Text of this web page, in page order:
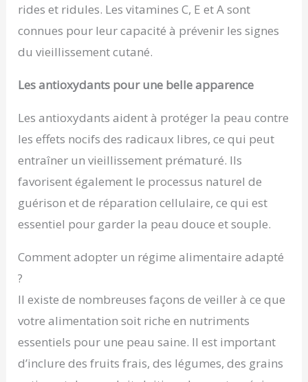
rides et ridules. Les vitamines C, E et A sont
connues pour leur capacité à prévenir les signes
du vieillissement cutané.
Les antioxydants pour une belle apparence
Les antioxydants aident à protéger la peau contre
les effets nocifs des radicaux libres, ce qui peut
entraîner un vieillissement prématuré. Ils
favorisent également le processus naturel de
guérison et de réparation cellulaire, ce qui est
essentiel pour garder la peau douce et souple.
Comment adopter un régime alimentaire adapté
?
Il existe de nombreuses façons de veiller à ce que
votre alimentation soit riche en nutriments
essentiels pour une peau saine. Il est important
d’inclure des fruits frais, des légumes, des grains